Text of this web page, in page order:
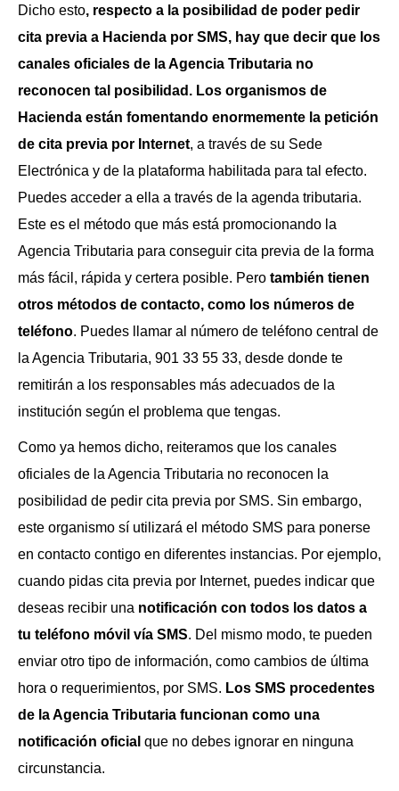
Dicho esto, respecto a la posibilidad de poder pedir
cita previa a Hacienda por SMS, hay que decir que los
canales oficiales de la Agencia Tributaria no
reconocen tal posibilidad. Los organismos de
Hacienda están fomentando enormemente la petición
de cita previa por Internet, a través de su Sede
Electrónica y de la plataforma habilitada para tal efecto.
Puedes acceder a ella a través de la agenda tributaria.
Este es el método que más está promocionando la
Agencia Tributaria para conseguir cita previa de la forma
más fácil, rápida y certera posible. Pero también tienen
otros métodos de contacto, como los números de
teléfono. Puedes llamar al número de teléfono central de
la Agencia Tributaria, 901 33 55 33, desde donde te
remitirán a los responsables más adecuados de la
institución según el problema que tengas.
Como ya hemos dicho, reiteramos que los canales
oficiales de la Agencia Tributaria no reconocen la
posibilidad de pedir cita previa por SMS. Sin embargo,
este organismo sí utilizará el método SMS para ponerse
en contacto contigo en diferentes instancias. Por ejemplo,
cuando pidas cita previa por Internet, puedes indicar que
deseas recibir una notificación con todos los datos a
tu teléfono móvil vía SMS. Del mismo modo, te pueden
enviar otro tipo de información, como cambios de última
hora o requerimientos, por SMS. Los SMS procedentes
de la Agencia Tributaria funcionan como una
notificación oficial que no debes ignorar en ninguna
circunstancia.